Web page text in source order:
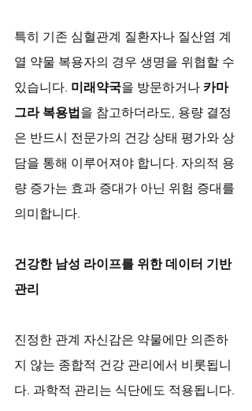
특히 기존 심혈관계 질환자나 질산염 계
열 약물 복용자의 경우 생명을 위협할 수
있습니다. 미래약국을 방문하거나 카마
그라 복용법을 참고하더라도, 용량 결정
은 반드시 전문가의 건강 상태 평가와 상
담을 통해 이루어져야 합니다. 자의적 용
량 증가는 효과 증대가 아닌 위험 증대를
의미합니다.
건강한 남성 라이프를 위한 데이터 기반
관리
진정한 관계 자신감은 약물에만 의존하
지 않는 종합적 건강 관리에서 비롯됩니
다. 과학적 관리는 식단에도 적용됩니다.